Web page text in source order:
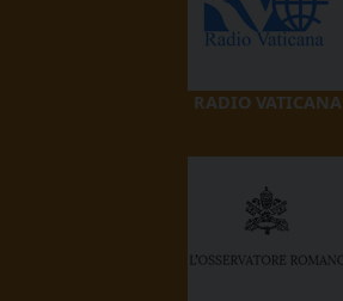
RADIO VATICANA